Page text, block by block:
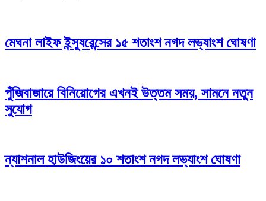
মেঘনা লাইফ ইন্স্যুরেন্সের ১৫ শতাংশ নগদ লভ্যাংশ ঘোষণা
পুঁজিবাজারে বিনিয়োগের এখনই উত্তম সময়, সামনে নতুন
সুযোগ
ন্যাশনাল হাউজিংয়ের ১০ শতাংশ নগদ লভ্যাংশ ঘোষণা